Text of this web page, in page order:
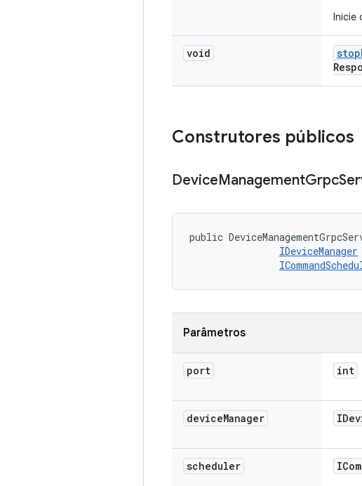
Inicie
void stop
Construtores públicos
DeviceManagementGrpc
public
IDeviceManager
Parâmetros
port int
deviceManager
scheduler